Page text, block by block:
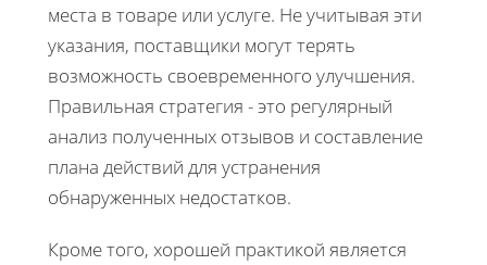
места в товаре или услуге. Не учитывая эти
указания, поставщики могут терять
возможность своевременного улучшения.
Правильная стратегия - это регулярный
анализ полученных отзывов и составление
плана действий для устранения
обнаруженных недостатков.
Кроме того, хорошей практикой является